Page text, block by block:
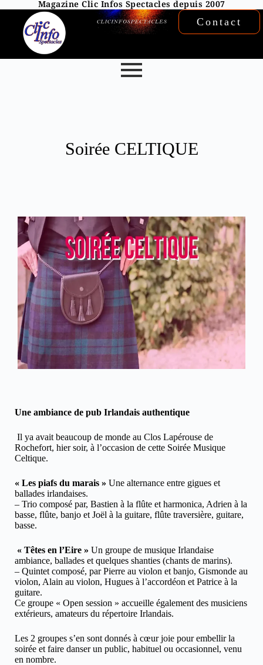
Magazine Clic Infos Spectacles depuis 2007
Contact
Soirée CELTIQUE
Une ambiance de pub Irlandais authentique
Il ya avait beaucoup de monde au Clos Lapérouse de
Rochefort, hier soir, à l’occasion de cette Soirée Musique
Celtique.
« Les piafs du marais » Une alternance entre gigues et
ballades irlandaises.
– Trio composé par, Bastien à la flûte et harmonica, Adrien à la
basse, flûte, banjo et Joël à la guitare, flûte traversière, guitare,
basse.
« Têtes en l’Eire » Un groupe de musique Irlandaise
ambiance, ballades et quelques shanties (chants de marins).
– Quintet composé, par Pierre au violon et banjo, Gismonde au
violon, Alain au violon, Hugues à l’accordéon et Patrice à la
guitare.
Ce groupe « Open session » accueille également des musiciens
extérieurs, amateurs du répertoire Irlandais.
Les 2 groupes s’en sont donnés à cœur joie pour embellir la
soirée et faire danser un public, habituel ou occasionnel, venu
en nombre.